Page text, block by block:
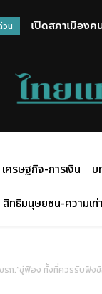
วน
เปิดสภาเมืองค
“พระพยอม” เ
เศรษฐกิจ-การเงิน บ
สิทธิมนุษยชน-ความเท่
ก.”ขู่ฟ้อง ทั้งที่ควรรับฟัง